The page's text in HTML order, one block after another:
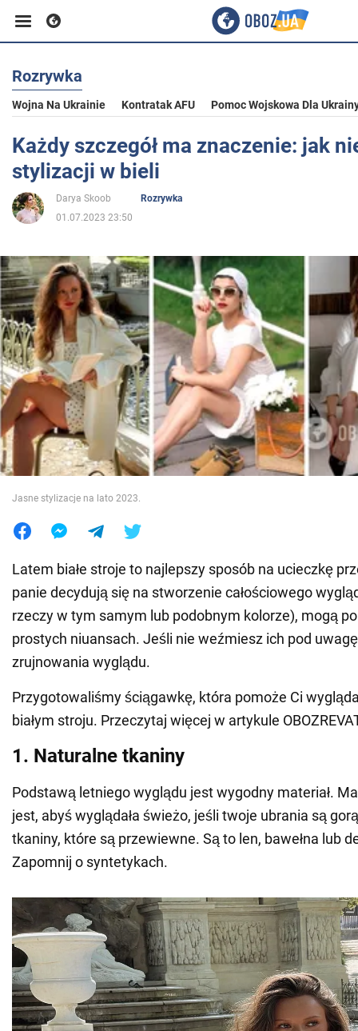
Biznes
Sport
Rozrywka
Polityka
Społeczeństwo
Wojna na Ukrainie
Świat
Jedzenie
Rozrywka
Wojna Na Ukrainie Kontratak AFU Pomoc Wojskowa Dla
Każdy szczegół ma znaczenie: jak
stylizacji w bieli
Darya Skoob
Rozrywka
01.07.2023 23:50
Jasne stylizacje na lato 2023.
Latem białe stroje to najlepszy sposób na ucieczkę
panie decydują się na stworzenie całościowego
rzeczy w tym samym lub podobnym kolorze), mogą
prostych niuansach. Jeśli nie weźmiesz ich pod
zrujnowania wyglądu.
Przygotowaliśmy ściągawkę, która pomoże Ci
białym stroju. Przeczytaj więcej w artykule
1. Naturalne tkaniny
Podstawą letniego wyglądu jest wygodny materiał.
jest, abyś wyglądała świeżo, jeśli twoje ubrania są
tkaniny, które są przewiewne. Są to len, bawełna lub
Zapomnij o syntetykach.